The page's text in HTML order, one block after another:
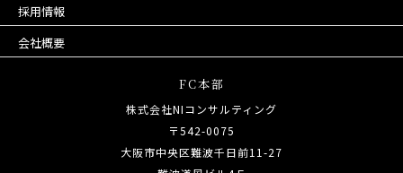
採用情報
会社概要
FC本部
株式会社NIコンサルティング
〒542-0075
大阪市中央区難波千日前11-27